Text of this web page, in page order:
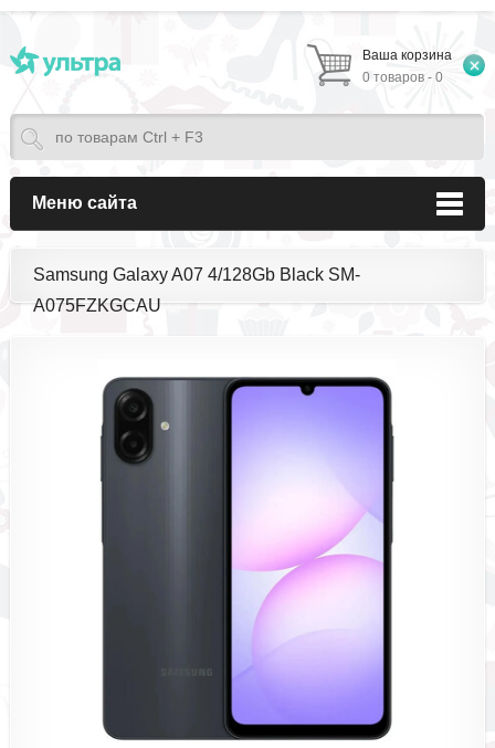
Ваша корзина
0 товаров - 0
Меню сайта
Samsung Galaxy A07 4/128Gb Black SM-
A075FZKGCAU